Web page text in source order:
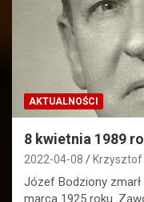
AKTUALNOŚCI
8 kwietnia 1989
2022-04-08 Krzysztof
Józef Bodziony zmarł
marca 1925 roku.